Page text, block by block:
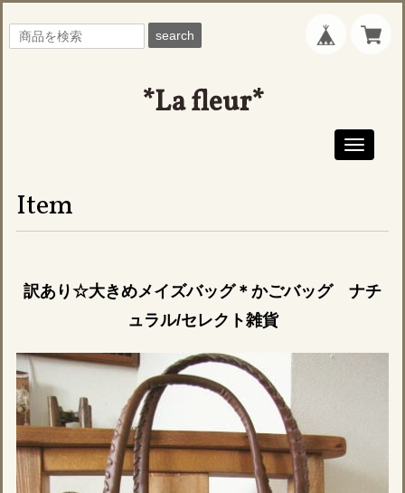
search
*La fleur*
Toggle
Item
訳あり☆大きめメイズバッグ＊かごバッグ ナチ
ュラル/セレクト雑貨